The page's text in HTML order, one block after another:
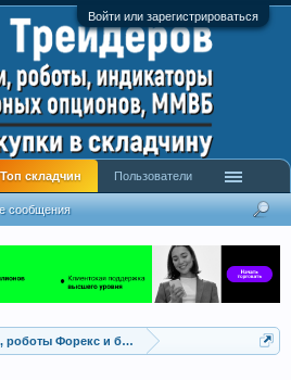
Войти или зарегистрироваться
Советники, роботы Форекс и бинарных опционов
сообщения
Топ складчин Пользователи